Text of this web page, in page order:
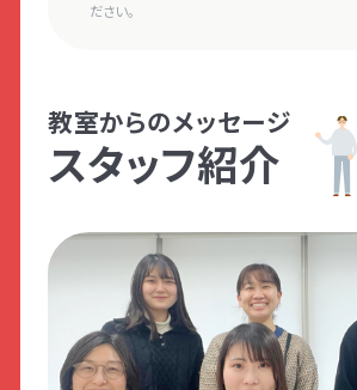
ださい。
教室からのメッセージ
スタッフ紹介